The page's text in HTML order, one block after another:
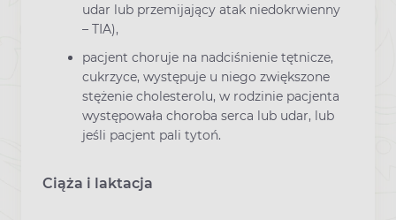
udar lub przemijający atak niedokrwienny
– TIA),
pacjent choruje na nadciśnienie tętnicze,
cukrzyce, występuje u niego zwiększone
stężenie cholesterolu, w rodzinie pacjenta
występowała choroba serca lub udar, lub
jeśli pacjent pali tytoń.
Ciąża i laktacja